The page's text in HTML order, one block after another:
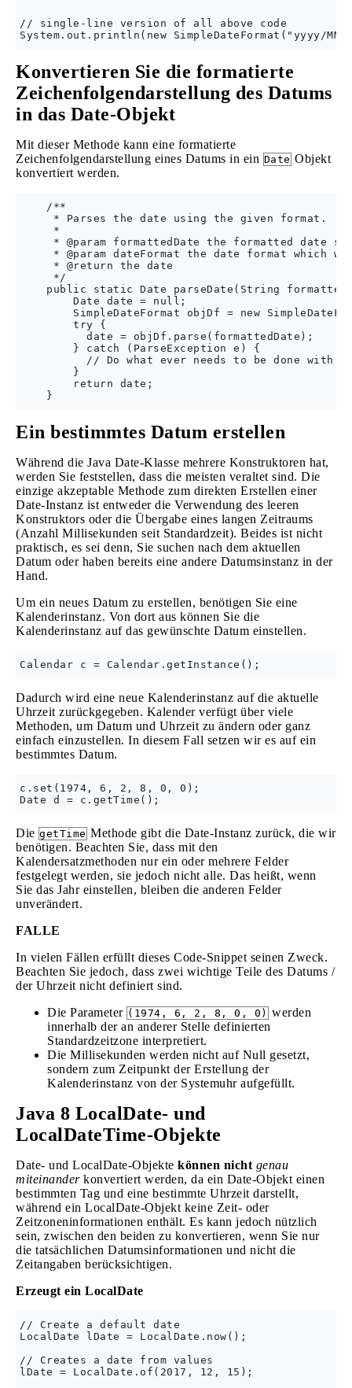
// single-line version of all above code
Konvertieren Sie die formatierte
Zeichenfolgendarstellung des Datums
in das Date-Objekt
Mit dieser Methode kann eine formatierte
Zeichenfolgendarstellung eines Datums in ein Date Objekt
konvertiert werden.
    /**
     * Parses the date using the given format.
     *
* @param formattedDate the formatted date
* @param dateFormat the date format which
     * @return the date
     */
public static Date parseDate(String
        Date date = null;
SimpleDateFormat objDf = new
        try {
          date = objDf.parse(formattedDate);
        } catch (ParseException e) {
// Do what ever needs to be done with
        }
        return date;
Ein bestimmtes Datum erstellen
Während die Java Date-Klasse mehrere Konstruktoren hat,
werden Sie feststellen, dass die meisten veraltet sind. Die
einzige akzeptable Methode zum direkten Erstellen einer
Date-Instanz ist entweder die Verwendung des leeren
Konstruktors oder die Übergabe eines langen Zeitraums
(Anzahl Millisekunden seit Standardzeit). Beides ist nicht
praktisch, es sei denn, Sie suchen nach dem aktuellen
Datum oder haben bereits eine andere Datumsinstanz in der
Hand.
Um ein neues Datum zu erstellen, benötigen Sie eine
Kalenderinstanz. Von dort aus können Sie die
Kalenderinstanz auf das gewünschte Datum einstellen.
Dadurch wird eine neue Kalenderinstanz auf die aktuelle
Uhrzeit zurückgegeben. Kalender verfügt über viele
Methoden, um Datum und Uhrzeit zu ändern oder ganz
einfach einzustellen. In diesem Fall setzen wir es auf ein
bestimmtes Datum.
c.set(1974, 6, 2, 8, 0, 0);
Die getTime Methode gibt die Date-Instanz zurück, die wir
benötigen. Beachten Sie, dass mit den
Kalendersatzmethoden nur ein oder mehrere Felder
festgelegt werden, sie jedoch nicht alle. Das heißt, wenn
Sie das Jahr einstellen, bleiben die anderen Felder
unverändert.
FALLE
In vielen Fällen erfüllt dieses Code-Snippet seinen Zweck.
Beachten Sie jedoch, dass zwei wichtige Teile des Datums /
der Uhrzeit nicht definiert sind.
Die Parameter (1974, 6, 2, 8, 0, 0) werden
innerhalb der an anderer Stelle definierten
Standardzeitzone interpretiert.
Die Millisekunden werden nicht auf Null gesetzt,
sondern zum Zeitpunkt der Erstellung der
Kalenderinstanz von der Systemuhr aufgefüllt.
Java 8 LocalDate- und
LocalDateTime-Objekte
Date- und LocalDate-Objekte können nicht genau
miteinanderkonvertiert werden, da ein Date-Objekt einen
bestimmten Tag und eine bestimmte Uhrzeit darstellt,
während ein LocalDate-Objekt keine Zeit- oder
Zeitzoneninformationen enthält. Es kann jedoch nützlich
sein, zwischen den beiden zu konvertieren, wenn Sie nur
die tatsächlichen Datumsinformationen und nicht die
Zeitangaben berücksichtigen.
Erzeugt ein LocalDate
// Create a default date
LocalDate lDate = LocalDate.now();
// Creates a date from values
lDate = LocalDate.of(2017, 12, 15);